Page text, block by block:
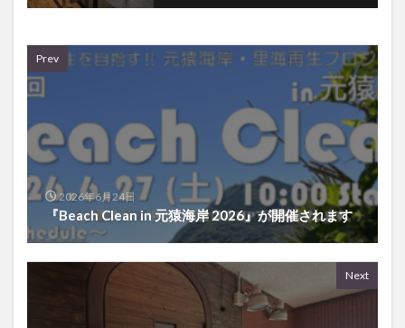
Prev
2026年6月24日
『Beach Clean in 元猿海岸 2026』が開催されます
Next